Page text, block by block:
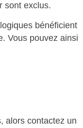
sont exclus.
bénéficient
Vous pouvez ainsi
alors contactez un